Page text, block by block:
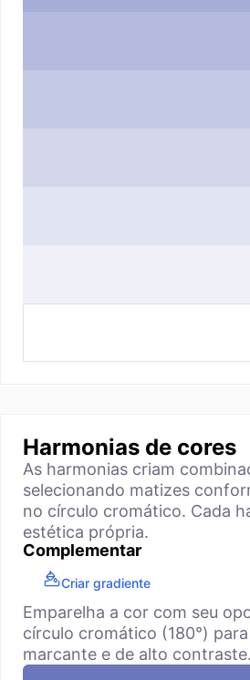
Harmonias de cores
As harmonias criam
selecionando matizes
no círculo cromático. Cada
estética própria.
Complementar
Criar gradiente
Emparelha a cor com seu
círculo cromático (180°)
marcante e de alto contraste.